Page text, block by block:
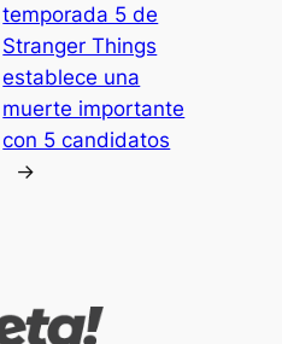
temporada 5 de
Stranger Things
establece una
muerte importante
con 5 candidatos
→